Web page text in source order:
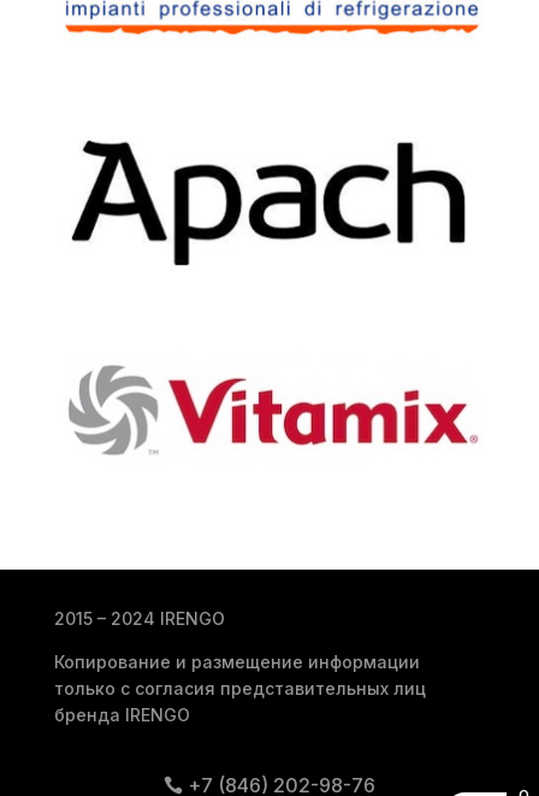
2015 – 2024 IRENGO
Копирование и размещение информации
только с согласия представительных лиц
бренда IRENGO
+7 (846) 202-98-76